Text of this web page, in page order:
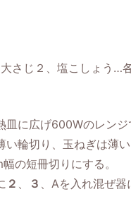
さじ２、塩こしょう…各
に広げ600Wのレンジ
輪切り、玉ねぎは薄
の短冊切りにする。
２ ３ 、Aを入れ混ぜ器